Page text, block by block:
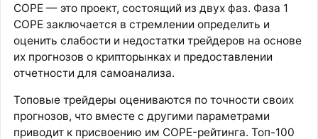
COPE — это проект, состоящий из двух фаз. Фаза 1
COPE заключается в стремлении определить и
оценить слабости и недостатки трейдеров на основе
их прогнозов о крипторынках и предоставлении
отчетности для самоанализа.
Топовые трейдеры оцениваются по точности своих
прогнозов, что вместе с другими параметрами
приводит к присвоению им COPE-рейтинга. Топ-100